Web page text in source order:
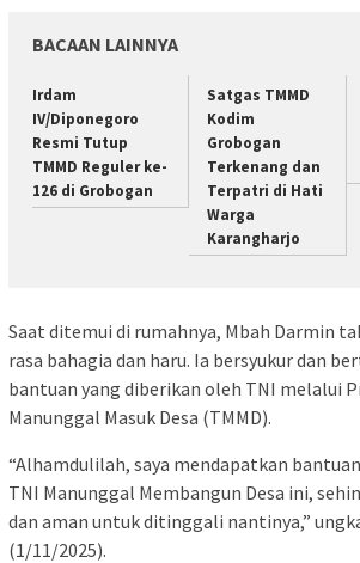
BACAAN LAINNYA
Irdam
IV/Diponegoro
Resmi Tutup
TMMD Reguler ke-
126 di Grobogan
Satgas TMMD
Kodim
Grobogan
Terkenang dan
Terpatri di Hati
Warga
Karangharjo
Saat ditemui di rumahnya, Mbah Darmin
rasa bahagia dan haru. Ia bersyukur dan
bantuan yang diberikan oleh TNI melalui
Manunggal Masuk Desa (TMMD).
“Alhamdulilah, saya mendapatkan
TNI Manunggal Membangun Desa ini,
dan aman untuk ditinggali nantinya,”
(1/11/2025).